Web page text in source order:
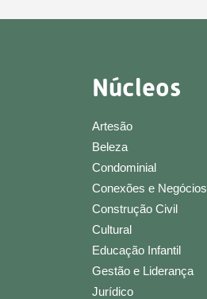
Núcleos
Artesão
Beleza
Condominial
Conexões e Negócios
Construção Civil
Cultural
Educação Infantil
Gestão e Liderança
Jurídico